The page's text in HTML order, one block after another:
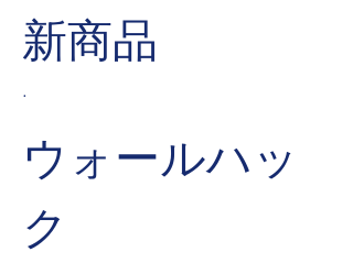
新商品
.
ウォールハッ
ク